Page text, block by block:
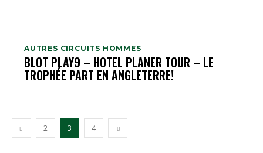
AUTRES CIRCUITS HOMMES
BLOT PLAY9 – HOTEL PLANER TOUR – LE
TROPHÉE PART EN ANGLETERRE!
2 3 4